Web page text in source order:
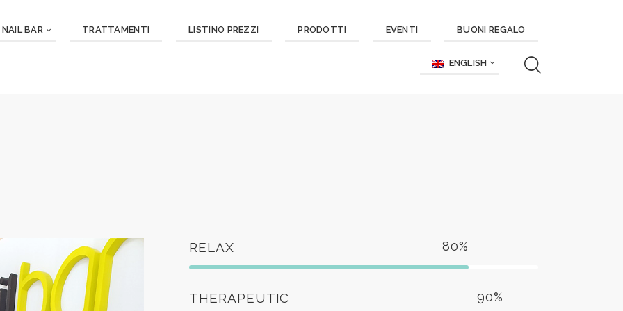
NAIL BAR TRATTAMENTI LISTINO PREZZI PRODOTTI EVENTI BUONI REGALO
ENGLISH
RELAX 80%
THERAPEUTIC 90%